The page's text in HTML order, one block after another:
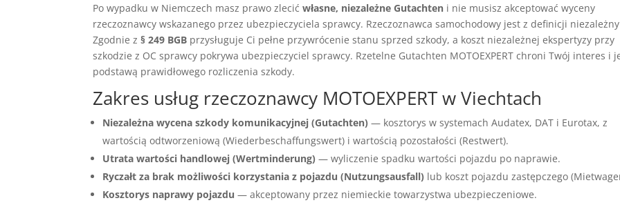
Po wypadku w Niemczech masz prawo zlecićwłasne, niezależne Gutachten i nie musisz akceptować wyceny
rzeczoznawcy wskazanego przez ubezpieczyciela sprawcy. Rzeczoznawca samochodowy jest z definicji
Zgodnie z§ 249 BGB przysługuje Ci pełne przywrócenie stanu sprzed szkody, a koszt niezależnej ekspertyzy przy
szkodzie z OC sprawcy pokrywa ubezpieczyciel sprawcy. Rzetelne Gutachten MOTOEXPERT chroni Twój interes i
podstawą prawidłowego rozliczenia szkody.
Zakres usług rzeczoznawcy MOTOEXPERT w Viechtach
Niezależna wycena szkody komunikacyjnej (Gutachten) — kosztorys w systemach Audatex, DAT i Eurotax, z
wartością odtworzeniową (Wiederbeschaffungswert) i wartością pozostałości (Restwert).
Utrata wartości handlowej (Wertminderung) — wyliczenie spadku wartości pojazdu po naprawie.
Ryczałt za brak możliwości korzystania z pojazdu (Nutzungsausfall) lub koszt pojazdu zastępczego
Kosztorys naprawy pojazdu — akceptowany przez niemieckie towarzystwa ubezpieczeniowe.